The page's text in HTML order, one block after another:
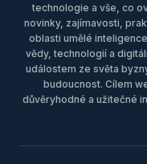
technologie a vše, co
novinky, zajímavosti,
oblasti umělé
vědy, technologií a
událostem ze světa
budoucnost. Cílem
důvěryhodné a užitečné